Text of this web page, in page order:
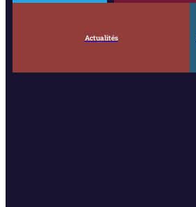
Actualités